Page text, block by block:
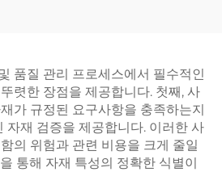
품질 관리 프로세스에서 필수적인
렷한 장점을 제공합니다. 첫째, 사
가 규정된 요구사항을 충족하는지
자재 검증을 제공합니다. 이러한 사
의 위험과 관련 비용을 크게 줄일
통해 자재 특성의 정확한 식별이